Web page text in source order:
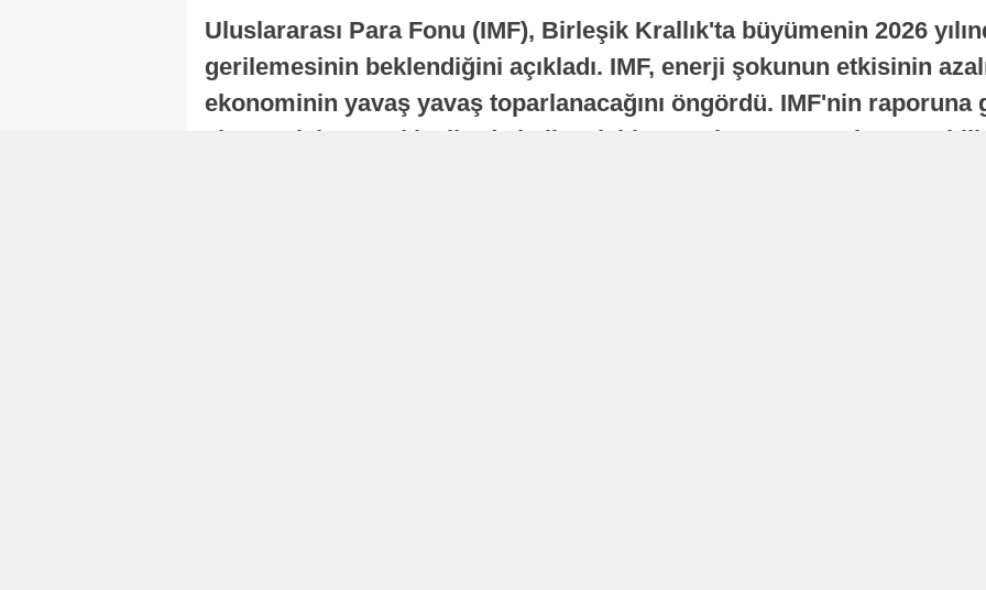
Uluslararası Para Fonu (IMF), Birleşik Krallık'ta büyümenin 2026
gerilemesinin beklendiğini açıkladı. IMF, enerji şokunun etkisinin
ekonominin yavaş yavaş toparlanacağını öngördü. IMF'nin raporuna
ekonomisi, sonraki yıllarda istikrarlı bir toparlanma süreci